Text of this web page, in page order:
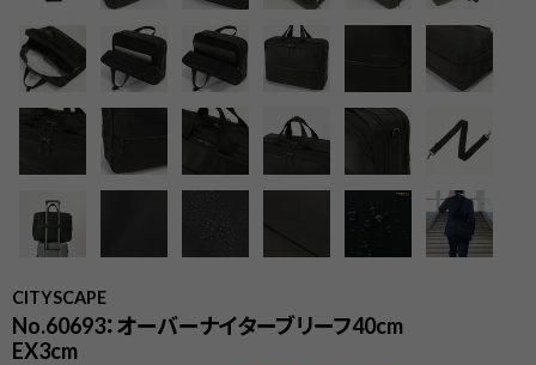
CITYSCAPE
No.60693：オーバーナイターブリーフ40cm
EX3cm